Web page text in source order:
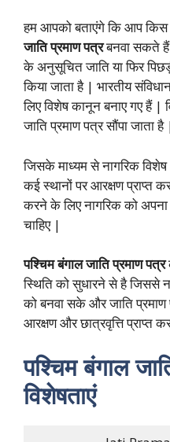
हम आपको बताएंगे कि आप
जाति प्रमाण पत्रबनवा सकते हैं
के अनुसूचित जाति या फिर
किया जाता है | भारतीय
लिए विशेष कानून बनाए गए हैं |
जाति प्रमाण पत्र सौंपा जाता है
जिसके माध्यम से नागरिक
कई स्थानों पर आरक्षण प्राप्त
करने के लिए नागरिक को अपना
चाहिए |
पश्चिम बंगाल जाति प्रमाण पत्र
स्थिति को सुधारने से है जिससे
को बनवा सके और जाति
आरक्षण और छात्रवृत्ति प्राप्त
पश्चिम बंगाल
विशेषताएं